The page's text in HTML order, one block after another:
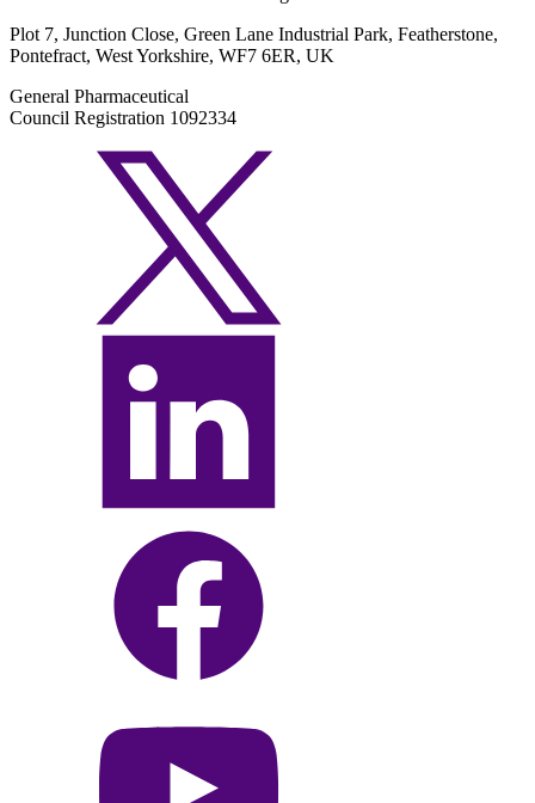
Plot 7, Junction Close, Green Lane Industrial Park, Featherstone,
Pontefract, West Yorkshire, WF7 6ER, UK
General Pharmaceutical
Council Registration 1092334